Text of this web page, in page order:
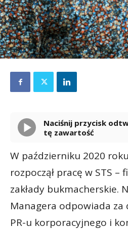
Naciśnij przycisk odtwarzania, aby odsłuchać
tę zawartość
W październiku 2020 roku
rozpoczął pracę w STS
zakłady bukmacherskie.
Managera odpowiada za
PR-u korporacyjnego i